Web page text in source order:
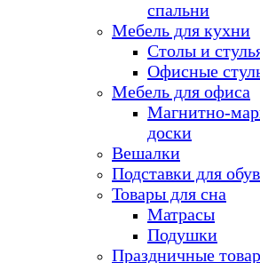
спальни
Мебель для кухни
Столы и
Офисные
Мебель для офиса
Магнитно-
доски
Вешалки
Подставки для
Товары для сна
Матрасы
Подушки
Праздничные